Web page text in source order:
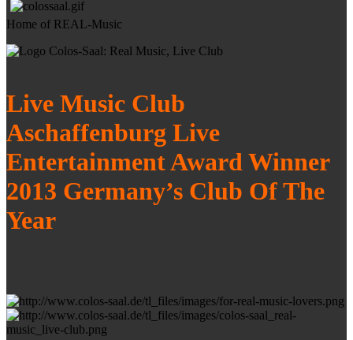
Home of REAL-Music
Live Music Club
Aschaffenburg Live
Entertainment Award Winner
2013 Germany’s Club Of The
Year